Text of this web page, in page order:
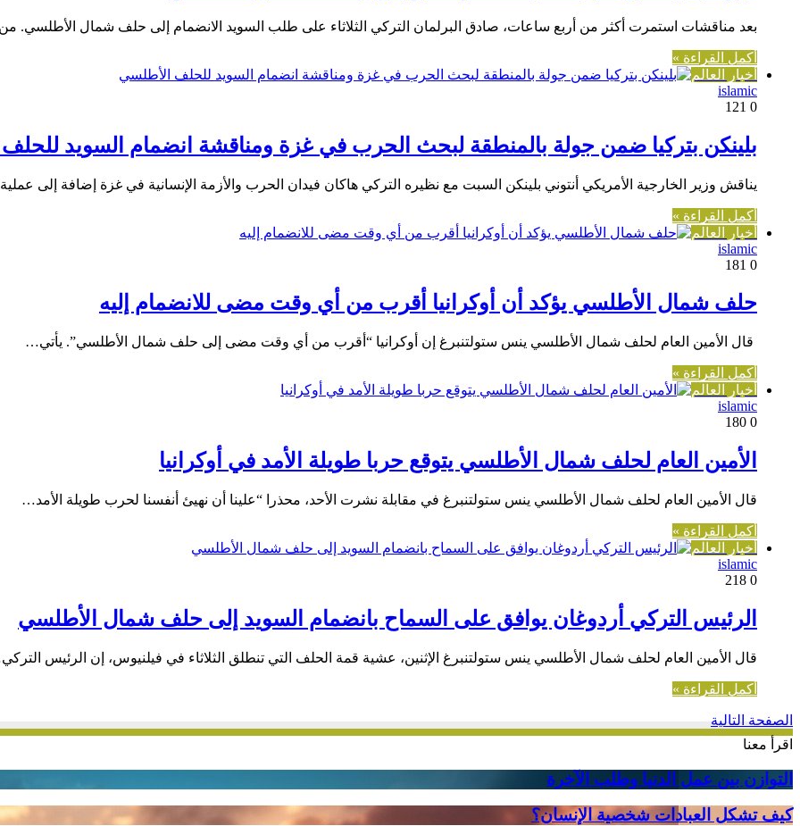
بعد مناقشات استمرت أكثر من أربع ساعات، صادق البرلمان التركي الثلاثاء على طلب السويد الانضمام إلى حلف شمال الأطلسي.
أكمل القراءة »
أخبار العالم
islamic
0
بلينكن بتركيا ضمن جولة بالمنطقة لبحث الحرب في غزة ومناقشة انضمام السويد
يناقش وزير الخارجية الأمريكي أنتوني بلينكن السبت مع نظيره التركي هاكان فيدان الحرب والأزمة الإنسانية في غزة إضافة إلى
أكمل القراءة »
أخبار العالم
islamic
0
حلف شمال الأطلسي يؤكد أن أوكرانيا أقرب من أي وقت مضى للانضمام إليه
قال الأمين العام لحلف شمال الأطلسي ينس ستولتنبرغ إن أوكرانيا “أقرب من أي وقت مضى إلى حلف شمال الأطلسي”. يأتي…
أكمل القراءة »
أخبار العالم
islamic
0
الأمين العام لحلف شمال الأطلسي يتوقع حربا طويلة الأمد في أوكرانيا
قال الأمين العام لحلف شمال الأطلسي ينس ستولتنبرغ في مقابلة نشرت الأحد، محذرا “علينا أن نهيئ أنفسنا لحرب طويلة الأمد…
أكمل القراءة »
أخبار العالم
islamic
0
الرئيس التركي أردوغان يوافق على السماح بانضمام السويد إلى حلف شمال الأطلسي
قال الأمين العام لحلف شمال الأطلسي ينس ستولتنبرغ الإثنين، عشية قمة الحلف التي تنطلق الثلاثاء في فيلنيوس، إن الرئيس
أكمل القراءة »
الصفحة التالية
اقرأ معنا
التوازن
بين
عمل
التوازن بين عمل الدنيا وطلب الآخرة
كيف
كيف تشكل العبادات شخصية الإنسان؟